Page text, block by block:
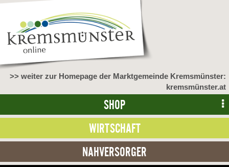
>> weiter zur Homepage der Marktgemeinde Kremsmünster:
kremsmünster.at
SHOP
WIRTSCHAFT
NAHVERSORGER